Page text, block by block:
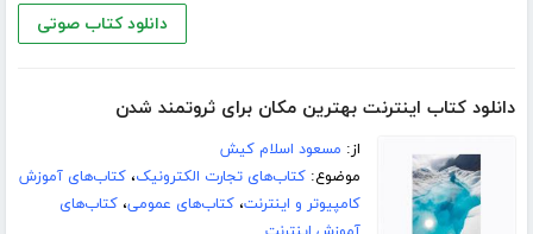
دانلود کتاب صوتی
دانلود کتاب اینترنت بهترین مکان برای ثروتمند شدن
از: مسعود اسلام کیش
موضوع:کتاب‌های تجارت الکترونیک،کتاب‌های آموزش
کامپیوتر و اینترنت،کتاب‌های عمومی،کتاب‌های